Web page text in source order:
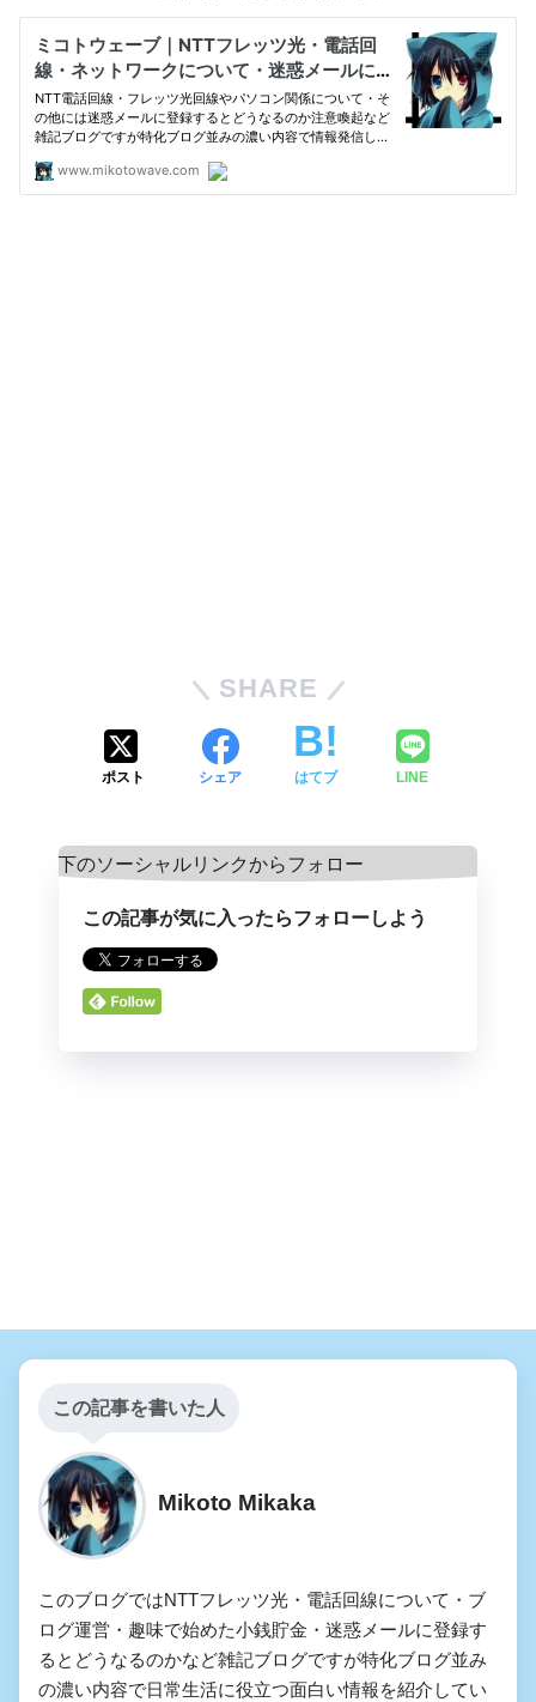
SHARE
ポスト シェア はてブ LINE
この記事が気に入ったらフォローしよう
この記事を書いた人
Mikoto Mikaka
このブログではNTTフレッツ光・電話回線について・ブ
ログ運営・趣味で始めた小銭貯金・迷惑メールに登録す
るとどうなるのかなど雑記ブログですが特化ブログ並み
の濃い内容で日常生活に役立つ面白い情報を紹介してい